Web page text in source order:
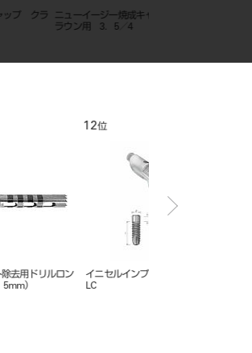
ニューイージー焼成キャップ ク
ラウン用 3．5／4
イニセルインプラント エレメント
LC